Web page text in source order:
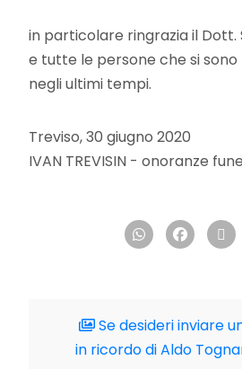
in particolare ringrazia il Dott.
e tutte le persone che si sono
negli ultimi tempi.
Treviso, 30 giugno 2020
IVAN TREVISIN - onoranze
Se desideri inviare
in ricordo di Aldo